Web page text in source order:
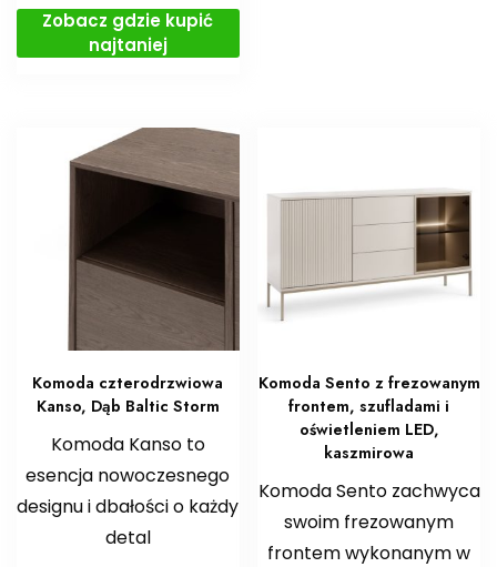
Zobacz gdzie kupić
najtaniej
Komoda czterodrzwiowa
Kanso, Dąb Baltic Storm
Komoda Kanso to
esencja nowoczesnego
designu i dbałości o każdy
detal
Komoda Sento z frezowanym
frontem, szufladami i
oświetleniem LED,
kaszmirowa
Komoda Sento zachwyca
swoim frezowanym
frontem wykonanym w